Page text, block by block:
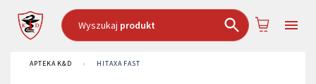
Wyszukaj produkt
APTEKA K&D › HITAXA FAST